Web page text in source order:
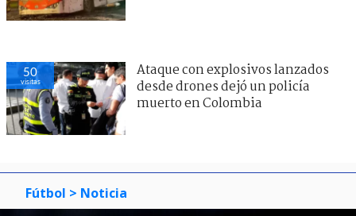
50
visitas
Ataque con explosivos lanzados
desde drones dejó un policía
muerto en Colombia
Fútbol > Noticia